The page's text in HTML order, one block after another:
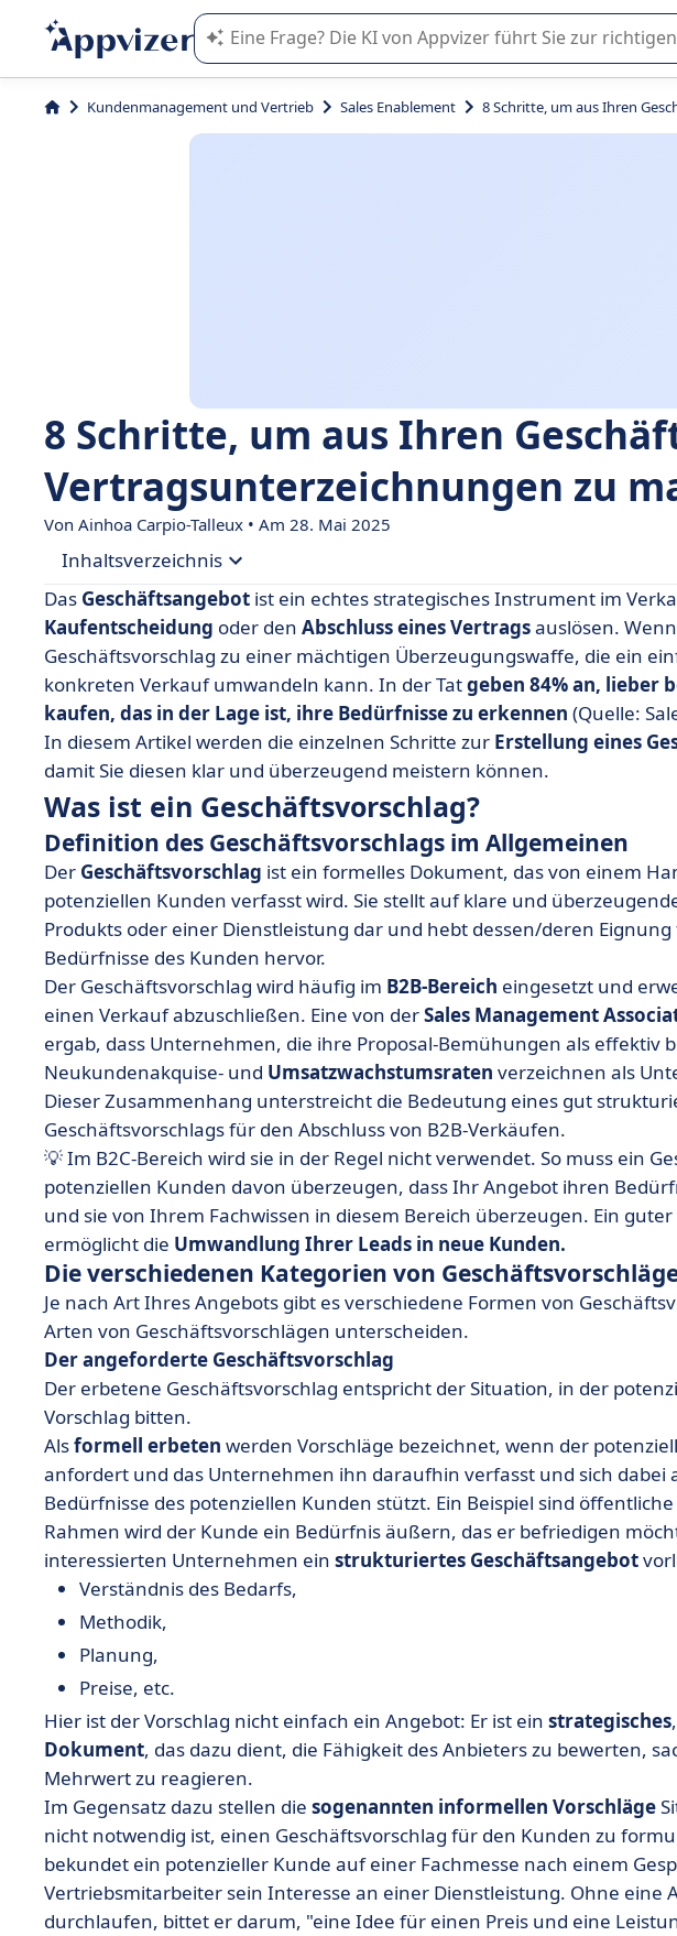
Die KI von Appvizer führt Sie bei der Nutzung oder Auswahl
Kundenmanagement und Vertrieb Sales Enablement 8 Schritte, um aus Ihren
8 Schritte, um aus Ihren
Vertragsunterzeichnungen zu
Von Ainhoa Carpio-Talleux • Am 28. Mai 2025
Inhaltsverzeichnis
• Was ist ein Geschäftsvorschlag?
• Unerlässliche Informationen vor der Erstellung eines
• Die 8 Schritte zum Verfassen eines Propädeutikums
• Vorlage für einen Geschäftsvorschlag
• Wie stellt man sicher, dass man mit seinem Geschäftsvorschlag zum
• Häufig gestellte Fragen zum Geschäftsvorschlag
Das Geschäftsangebot ist ein echtes strategisches Instrument im
Kaufentscheidung oder den Abschluss eines Vertragsauslösen.
Geschäftsvorschlag zu einer mächtigen Überzeugungswaffe, die ein
konkreten Verkauf umwandeln kann. In der Tatgeben 84% an, lieber
kaufen, das in der Lage ist, ihre Bedürfnisse zu erkennen (Quelle:
In diesem Artikel werden die einzelnen Schritte zur Erstellung eines
damit Sie diesen klar und überzeugend meistern können.
Was ist ein Geschäftsvorschlag?
Definition des Geschäftsvorschlags im Allgemeinen
Der Geschäftsvorschlag ist ein formelles Dokument, das von einem
potenziellen Kunden verfasst wird. Sie stellt auf klare und
Produkts oder einer Dienstleistung dar und hebt dessen/deren
Bedürfnisse des Kunden hervor.
Der Geschäftsvorschlag wird häufig im B2B-Bereich eingesetzt und
einen Verkauf abzuschließen. Eine von derSales Management
ergab, dass Unternehmen, die ihre Proposal-Bemühungen als effektiv
Neukundenakquise- und Umsatzwachstumsraten verzeichnen als
Dieser Zusammenhang unterstreicht die Bedeutung eines gut
Geschäftsvorschlags für den Abschluss von B2B-Verkäufen.
💡 Im B2C-Bereich wird sie in der Regel nicht verwendet. So muss ein
potenziellen Kunden davon überzeugen, dass Ihr Angebot ihren
und sie von Ihrem Fachwissen in diesem Bereich überzeugen. Ein
ermöglicht die Umwandlung Ihrer Leads in neue Kunden.
Die verschiedenen Kategorien von
Je nach Art Ihres Angebots gibt es verschiedene Formen von
Arten von Geschäftsvorschlägen unterscheiden.
Der angeforderte Geschäftsvorschlag
Der erbetene Geschäftsvorschlag entspricht der Situation, in der
Vorschlag bitten.
Alsformell erbeten werden Vorschläge bezeichnet, wenn der
anfordert und das Unternehmen ihn daraufhin verfasst und sich dabei
Bedürfnisse des potenziellen Kunden stützt. Ein Beispiel sind
Rahmen wird der Kunde ein Bedürfnis äußern, das er befriedigen
interessierten Unternehmen ein strukturiertes Geschäftsangebot
Verständnis des Bedarfs,
Methodik,
Planung,
Preise, etc.
Hier ist der Vorschlag nicht einfach ein Angebot: Er ist ein strategisches
Dokument, das dazu dient, die Fähigkeit des Anbieters zu bewerten,
Mehrwert zu reagieren.
Im Gegensatz dazu stellen die sogenannten informellen Vorschläge
nicht notwendig ist, einen Geschäftsvorschlag für den Kunden zu
bekundet ein potenzieller Kunde auf einer Fachmesse nach einem
Vertriebsmitarbeiter sein Interesse an einer Dienstleistung. Ohne eine
durchlaufen, bittet er darum, "eine Idee für einen Preis und eine